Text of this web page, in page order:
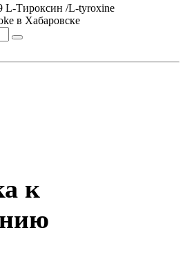
L-Тироксин /L-tyroxine
в Хабаровске
к